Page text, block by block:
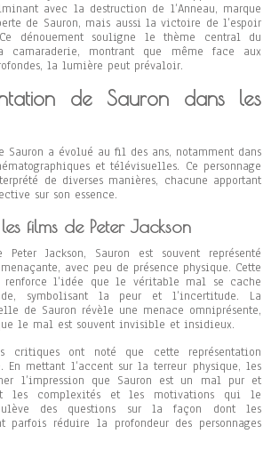
avec la destruction de l’Anneau, marque
de Sauron, mais aussi la victoire de l’espoir
dénouement souligne le thème central du
montrant que même face aux
la lumière peut prévaloir.
de Sauron dans les
Sauron a évolué au fil des ans, notamment dans
et télévisuelles. Ce personnage
de diverses manières, chacune apportant
sur son essence.
films de Peter Jackson
Jackson, Sauron est souvent représenté
avec peu de présence physique. Cette
renforce l’idée que le véritable mal se cache
symbolisant la peur et l’incertitude. La
de Sauron révèle une menace omniprésente,
le mal est souvent invisible et insidieux.
critiques ont noté que cette représentation
En mettant l’accent sur la terreur physique, les
l’impression que Sauron est un mal pur et
les complexités et les motivations qui le
des questions sur la façon dont les
parfois réduire la profondeur des personnages